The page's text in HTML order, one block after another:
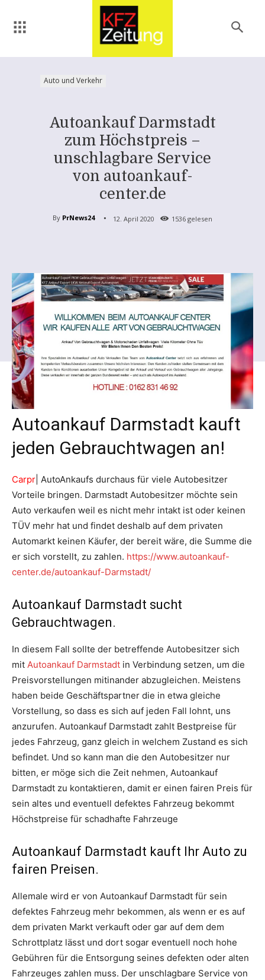
Auto und Verkehr
Autoankauf Darmstadt
zum Höchstpreis –
unschlagbare Service
von autoankauf-
center.de
By PrNews24 12. April 2020 1536 gelesen
Autoankauf Darmstadt kauft
jeden Gebrauchtwagen an!
Carpr | AutoAnkaufs durchaus für viele Autobesitzer
Vorteile bringen. Darmstadt Autobesitzer möchte sein
Auto verkaufen weil es nicht mehr intakt ist oder keinen
TÜV mehr hat und findet deshalb auf dem privaten
Automarkt keinen Käufer, der bereit wäre, die Summe die
er sich vorstellt, zu zahlen. https://www.autoankauf-
center.de/autoankauf-Darmstadt/
Autoankauf Darmstadt sucht
Gebrauchtwagen.
In diesem Fall sollte der betreffende Autobesitzer sich
mit Autoankauf Darmstadt in Verbindung setzen, um die
Preisvorstellungen mitinander abzugleichen. Meistens
haben beide Geschäftspartner die in etwa gleiche
Vorstellung, so dass es sich auf jeden Fall lohnt, uns
anzurufen. Autoankauf Darmstadt zahlt Bestpreise für
jedes Fahrzeug, ganz gleich in welchem Zustand es sich
befindet. Und so kann man die den Autobesitzer nur
bitten, er möge sich die Zeit nehmen, Autoankauf
Darmstadt zu kontaktieren, damit er einen fairen Preis für
sein altes und eventuell defektes Fahrzeug bekommt
Höchstpreise für schadhafte Fahrzeuge
Autoankauf Darmstadt kauft Ihr Auto zu
fairen Preisen.
Allemale wird er von Autoankauf Darmstadt für sein
defektes Fahrzeug mehr bekommen, als wenn er es auf
dem privaten Markt verkauft oder gar auf dem dem
Schrottplatz lässt und dort sogar eventuell noch hohe
Gebühren für die Entsorgung seines defekten oder alten
Fahrzeuges zahlen muss. Der unschlagbare Service von